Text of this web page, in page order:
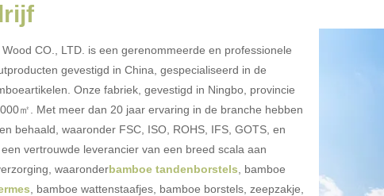
CO., LTD. is een gerenommeerde en professionele
gevestigd in China, gespecialiseerd in de
Onze fabriek, gevestigd in Ningbo, provincie
㎡. Met meer dan 20 jaar ervaring in de branche hebben
behaald, waaronder FSC, ISO, ROHS, IFS, GOTS, en
vertrouwde leverancier van een breed scala aan
waaronderbamboe tandenborstels , bamboe
, bamboe wattenstaafjes, bamboe borstels, zeepzakje,